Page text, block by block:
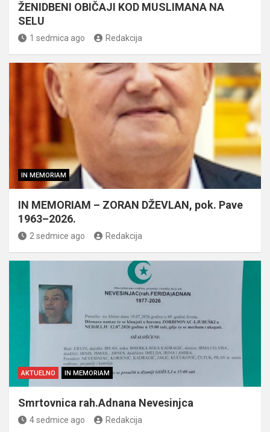
ŽENIDBENI OBIČAJI KOD MUSLIMANA NA
SELU
1 sedmica ago Redakcija
IN MEMORIAM
IN MEMORIAM – ZORAN DŽEVLAN, pok. Pave
1963–2026.
2 sedmice ago Redakcija
AKTUELNO IN MEMORIAM
Smrtovnica rah.Adnana Nevesinjca
4 sedmice ago Redakcija